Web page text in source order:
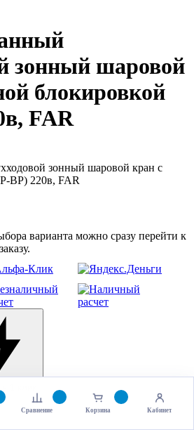
зонный шаровой
блокировкой
FAR
варианта можно сразу перейти к
Сравнение Корзина Кабинет